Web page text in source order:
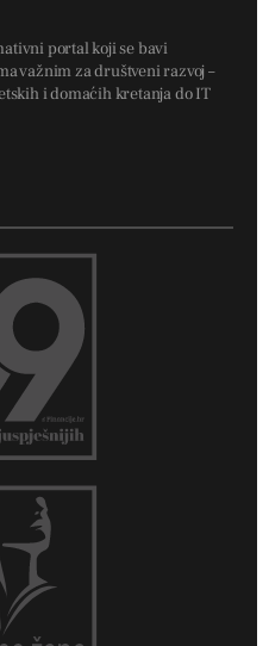
portal koji se bavi
važnim za društveni razvoj –
i domaćih kretanja do IT